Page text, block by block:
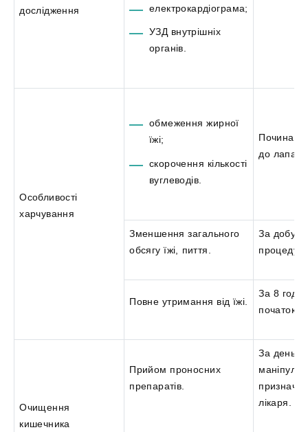
дослідження
електрокардіограма;
УЗД внутрішніх
органів.
Особливості
харчування
обмеження жирної
їжі;
скорочення кількості
вуглеводів.
до
Зменшення загального
обсягу їжі, пиття.
За добу
Повне утримання від їжі.
За 8
початок.
Очищення
кишечника
Прийом проносних
препаратів.
За день
лікаря.